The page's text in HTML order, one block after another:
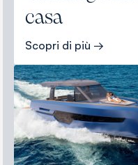
casa
Scopri di più →